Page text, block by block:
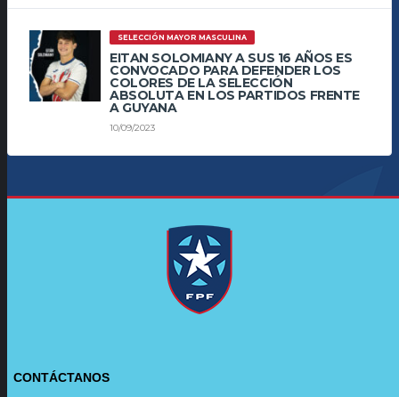
SELECCIÓN MAYOR MASCULINA
EITAN SOLOMIANY A SUS 16 AÑOS ES
CONVOCADO PARA DEFENDER LOS
COLORES DE LA SELECCIÓN
ABSOLUTA EN LOS PARTIDOS FRENTE
A GUYANA
10/09/2023
CONTÁCTANOS